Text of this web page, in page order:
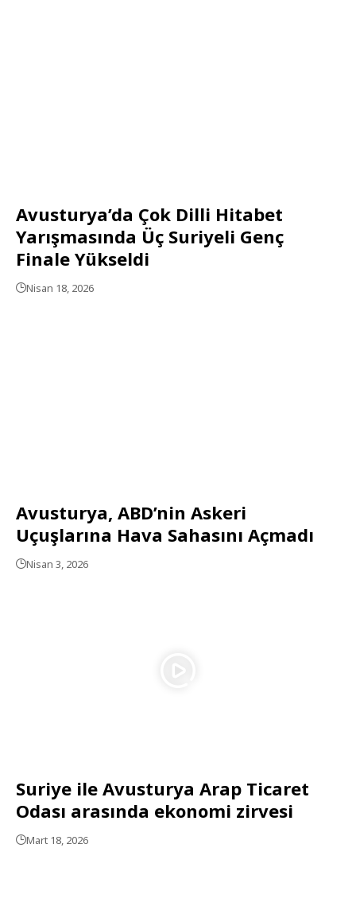
Avusturya’da Çok Dilli Hitabet
Yarışmasında Üç Suriyeli Genç
Finale Yükseldi
Nisan 18, 2026
Avusturya, ABD’nin Askeri
Uçuşlarına Hava Sahasını Açmadı
Nisan 3, 2026
Suriye ile Avusturya Arap Ticaret
Odası arasında ekonomi zirvesi
Mart 18, 2026